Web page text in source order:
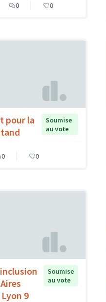
0 0
pour la
Soumise
au vote
0 0
9
Soumise
au vote